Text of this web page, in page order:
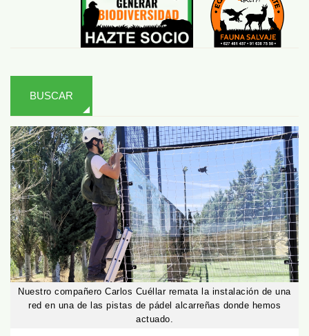
BUSCAR
Nuestro compañero Carlos Cuéllar remata la instalación de una
red en una de las pistas de pádel alcarreñas donde hemos
actuado.